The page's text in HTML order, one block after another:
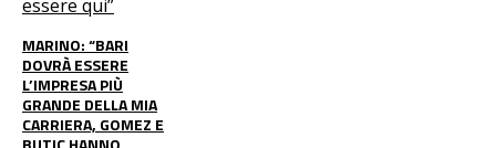
MARINO: “BARI
DOVRÀ ESSERE
L’IMPRESA PIÙ
GRANDE DELLA MIA
CARRIERA, GOMEZ E